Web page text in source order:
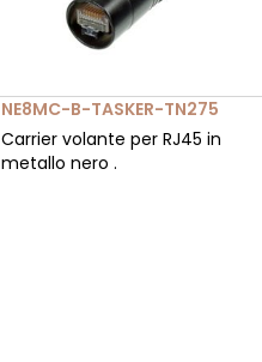
NE8MC-B-TASKER-TN275
Carrier volante per RJ45 in
metallo nero .